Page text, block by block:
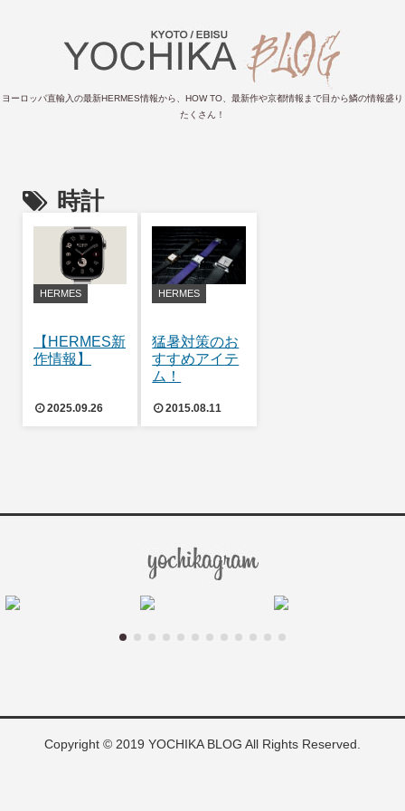
ヨーロッパ直輸入の最新HERMES情報から、HOW TO、最新作や京都情報まで目から鱗の情報盛り
たくさん！
時計
HERMES
【HERMES新
作情報】
2025.09.26
HERMES
猛暑対策のお
すすめアイテ
ム！
2015.08.11
Copyright © 2019 YOCHIKA BLOG All Rights Reserved.